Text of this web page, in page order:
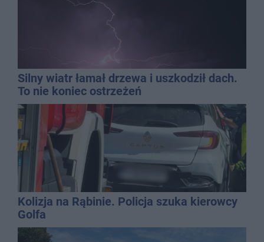
Silny wiatr łamał drzewa i uszkodził dach.
To nie koniec ostrzeżeń
Kolizja na Rąbinie. Policja szuka kierowcy
Golfa